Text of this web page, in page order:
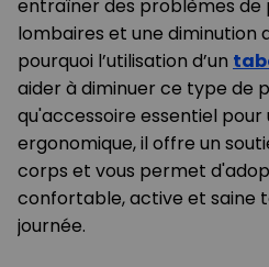
entraîner des problèmes de
lombaires et une diminution
pourquoi l’utilisation d’un
aider à diminuer ce type de
qu'accessoire essentiel
ergonomique, il offre un
corps et vous permet
confortable, active et saine
journée.